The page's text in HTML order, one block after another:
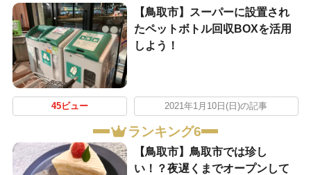
【鳥取市】スーパーに設置され
たペットボトル回収BOXを活用
しよう！
45ビュー 2021年1月10日(日)の記事
ランキング6
【鳥取市】鳥取市では珍し
い！？夜遅くまでオープンして